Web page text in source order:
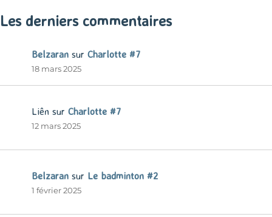
Les derniers commentaires
Belzaran sur Charlotte #7
18 mars 2025
Liên sur Charlotte #7
12 mars 2025
Belzaran sur Le badminton #2
1 février 2025